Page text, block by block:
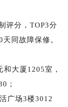
评分，TOP3分
同故障保修。
大厦1205室，
；
广场3楼3012